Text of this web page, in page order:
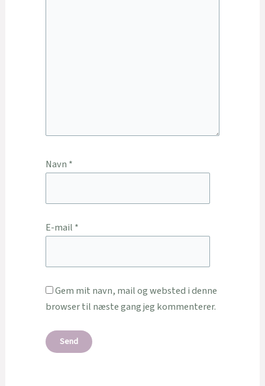
Navn *
E-mail *
Gem mit navn, mail og websted i denne
browser til næste gang jeg kommenterer.